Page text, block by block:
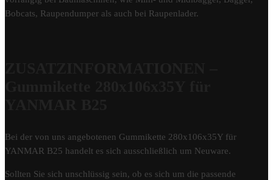
Bobcats, Raupendumper als auch bei Raupenlader.
Bei der von uns angebotenen Gummikette 280x106x35Y für
YANMAR B25 handelt es sich ausschließlich um Neuware.
Sollten Sie sich unschlüssig sein, ob es sich um die passende